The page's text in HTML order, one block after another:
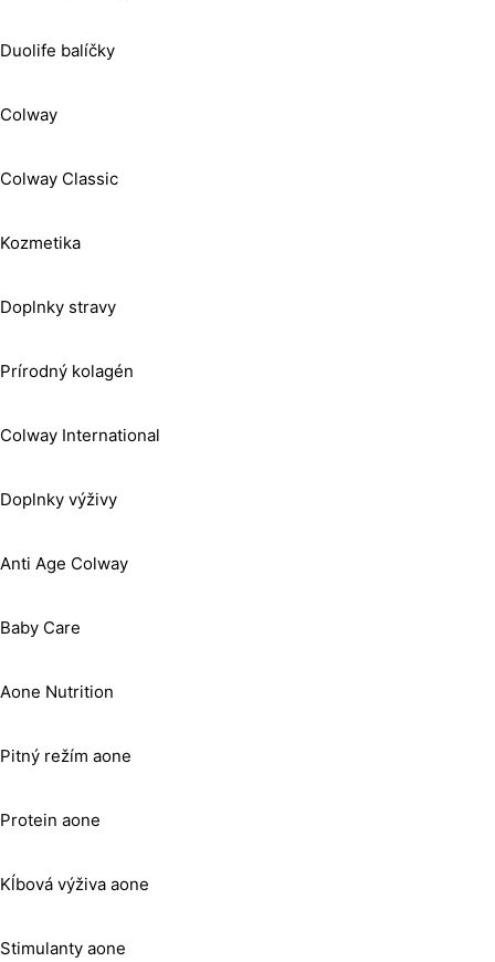
Duolife balíčky
Colway
Colway Classic
Kozmetika
Doplnky stravy
Prírodný kolagén
Colway International
Doplnky výživy
Anti Age Colway
Baby Care
Aone Nutrition
Pitný režím aone
Protein aone
Kĺbová výživa aone
Stimulanty aone